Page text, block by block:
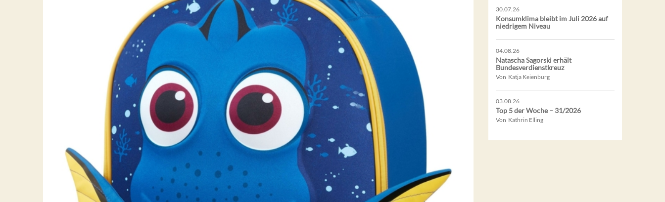
30.07.26
Konsumklima bleibt im Juli 2026 auf
niedrigem Niveau
04.08.26
Natascha Sagorski erhält
Bundesverdienstkreuz
Von Katja Keienburg
03.08.26
Top 5 der Woche – 31/2026
Von Kathrin Elling